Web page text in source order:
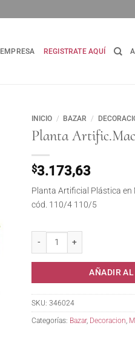
EMPRESA REGISTRATE AQUÍ
INICIO / BAZAR /
Planta
$3.173,63
Planta Artificial Plástica en
cód. 110/4 110/5
AÑADIR
SKU: 346024
Categorías: Bazar, Decoracion,